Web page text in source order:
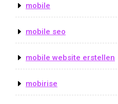
mobile
mobile seo
mobile website erstellen
mobirise